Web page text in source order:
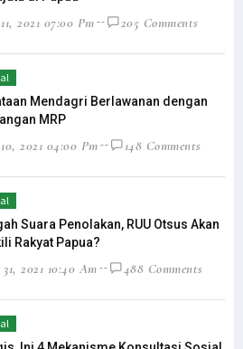
2021 07:00 Pm 205 Comments
Mendagri Berlawanan dengan
MRP
2021 04:00 Pm 148 Comments
Suara Penolakan, RUU Otsus Akan
Rakyat Papua?
2021 10:40 Am 488 Comments